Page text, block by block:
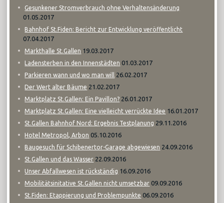
Gesunkener Stromverbrauch ohne Verhaltensänderung
01.05.2017
Bahnhof St.Fiden: Bericht zur Entwicklung veröffentlicht
07.04.2017
Markthalle St.Gallen 19.03.2017
Ladensterben in den Innenstädten 01.03.2017
Parkieren wann und wo man will 26.02.2017
Der Wert alter Bäume 21.02.2017
Marktplatz St.Gallen: Ein Pavillon? 26.01.2017
Marktplatz St.Gallen: Eine vielleicht verrückte Idee 16.01.2017
St.Gallen Bahnhof Nord: Ergebnis Testplanung 29.11.2016
Hotel Metropol, Arbon 05.10.2016
Baugesuch für Schibenertor-Garage abgewiesen 24.09.2016
St.Gallen und das Wasser 22.09.2016
Unser Abfallwesen ist rückständig 16.09.2016
Mobilitätsinitative St.Gallen nicht umsetzbar 09.09.2016
St.Fiden: Etappierung und Problempunkte 06.09.2016